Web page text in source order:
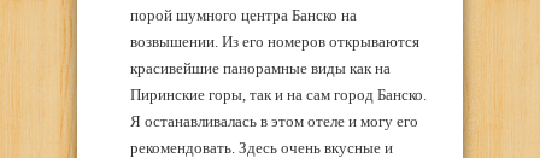
порой шумного центра Банско на
возвышении. Из его номеров открываются
красивейшие панорамные виды как на
Пиринские горы, так и на сам город Банско.
Я останавливалась в этом отеле и могу его
рекомендовать. Здесь очень вкусные и